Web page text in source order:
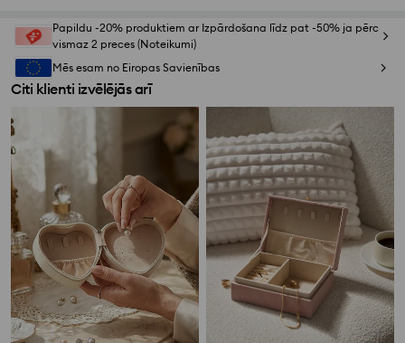
Papildu -20% produktiem ar Izpārdošana līdz pat -50% ja pērc
vismaz 2 preces (Noteikumi)
Mēs esam no Eiropas Savienības
Citi klienti izvēlējās arī